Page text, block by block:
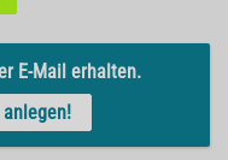
E-Mail erhalten.